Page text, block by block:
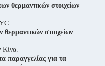
θερμαντικών στοιχείων
στοιχείων
Κίνα.
παραγγελίας για τα